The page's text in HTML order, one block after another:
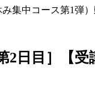
集中コース第1弾
日目］【受